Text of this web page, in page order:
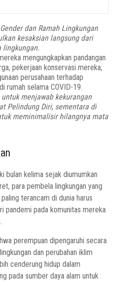
dan Ramah Lingkungan
kesaksian langsung dari
lingkungan.
mengungkapkan pandangan
pekerjaan konservasi mereka,
perusahaan terhadap
rumah selama COVID-19.
menjawab kekurangan
Pelindung Diri, sementara di
meminimalisir hilangnya mata
bulan kelima sejak diumumkan
para pembela lingkungan yang
terancam di dunia harus
pandemi pada komunitas mereka
perempuan dipengaruhi secara
dan perubahan iklim
cenderung hidup dalam
pada sumber daya alam untuk